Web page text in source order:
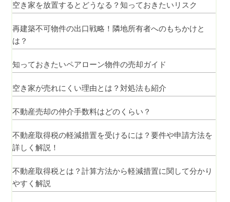
空き家を放置するとどうなる？知っておきたいリスク
再建築不可物件の出口戦略！隣地所有者へのもちかけと
は？
知っておきたいペアローン物件の売却ガイド
空き家が売れにくい理由とは？対処法も紹介
不動産売却の仲介手数料はどのくらい？
不動産取得税の軽減措置を受けるには？要件や申請方法を
詳しく解説！
不動産取得税とは？計算方法から軽減措置に関して分かり
やすく解説